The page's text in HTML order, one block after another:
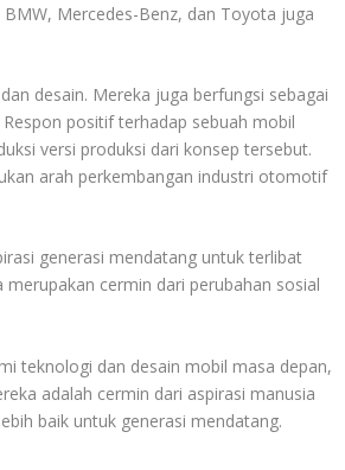
Mercedes-Benz, dan Toyota juga
desain. Mereka juga berfungsi sebagai
positif terhadap sebuah mobil
versi produksi dari konsep tersebut.
arah perkembangan industri otomotif
generasi mendatang untuk terlibat
cermin dari perubahan sosial
teknologi dan desain mobil masa depan,
adalah cermin dari aspirasi manusia
baik untuk generasi mendatang.